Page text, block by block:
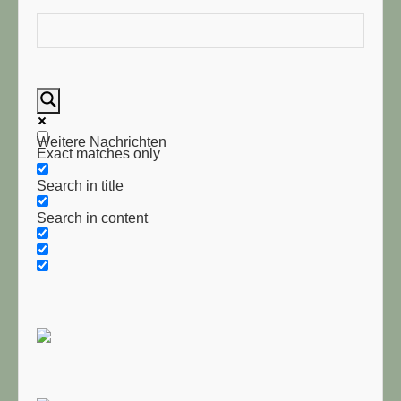
Weitere Nachrichten
Exact matches only
Search in title
Search in content